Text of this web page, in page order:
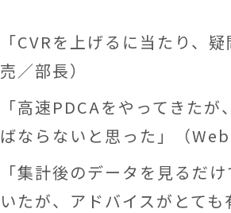
「CVRを上げるに当たり、
売／部長）
「高速PDCAをやってきた
ばならないと思った」（Web
「集計後のデータを見るだ
いたが、アドバイスがとて